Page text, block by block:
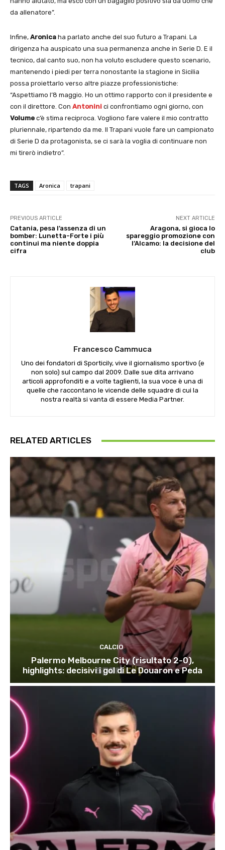
da allenatore”.
Infine, Aronica ha parlato anche del suo futuro a Trapani. La
dirigenza ha auspicato una sua permanenza anche in Serie D. E il
tecnico, dal canto suo, non ha voluto escludere questo scenario,
mantenendo i piedi per terra nonostante la stagione in Sicilia
possa proiettarlo verso altre piazze professionistiche:
“Aspettiamo l’8 maggio. Ho un ottimo rapporto con il presidente e
con il direttore. Con Antonini ci confrontiamo ogni giorno, con
Volume c’è stima reciproca. Vogliono fare valere il mio contratto
pluriennale, ripartendo da me. Il Trapani vuole fare un campionato
di Serie D da protagonista, se ci sarà la voglia di continuare non
mi tirerò indietro”.
TAGS Aronica trapani
PREVIOUS ARTICLE
Catania, pesa l’assenza di un
bomber: Lunetta-Forte i più
continui ma niente doppia
cifra
NEXT ARTICLE
Aragona, si gioca lo
spareggio promozione con
l’Alcamo: la decisione del
club
Francesco Cammuca
Uno dei fondatori di Sporticily, vive il giornalismo sportivo (e
non solo) sul campo dal 2009. Dalle sue dita arrivano
articoli approfonditi e a volte taglienti, la sua voce è una di
quelle che raccontano le vicende delle squadre di cui la
nostra realtà si vanta di essere Media Partner.
RELATED ARTICLES
CALCIO
Palermo Melbourne City (risultato 2-0),
highlights: decisivi i gol di Le Douaron e Peda